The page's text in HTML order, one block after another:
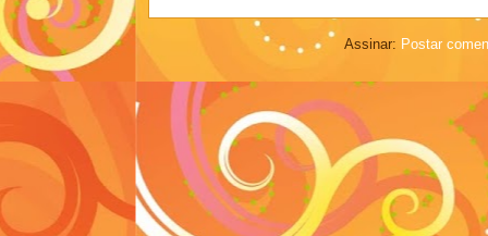
Assinar: Postar